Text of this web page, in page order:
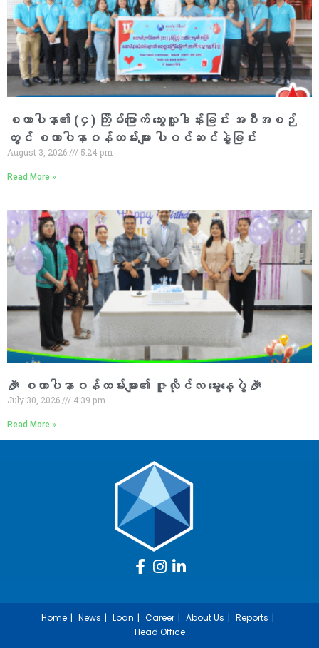
စထာပါနာ၏ (၄) ကြိမ်မြောက် သွေးလှူဒါန်းခြင်း အစီအစဉ်
တွင် စထာပါနာဝန်ထမ်းများ ပါဝင်ဆင်နွှဲခြင်း
August 3, 2026 5:24 pm
Read More »
🎉 စထာပါနာဝန်ထမ်းများ၏ ဇူလိုင်လ မွေးနေ့ပွဲ 🎉
July 30, 2026 4:39 pm
Read More »
Home News Loan Career About Us
Reports
Head Office